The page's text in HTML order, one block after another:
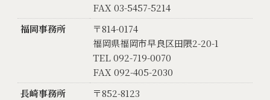
FAX 03-5457-5214
福岡事務所
〒814-0174
福岡県福岡市早良区田隈2-20-1
TEL 092-719-0070
FAX 092-405-2030
長崎事務所
〒852-8123